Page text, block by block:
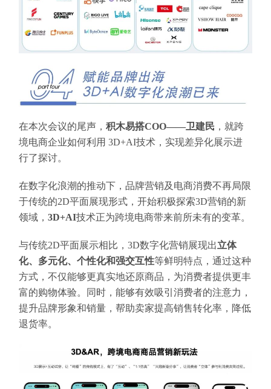
在本次会议的尾声，积木易搭COO——卫建民 ，就跨
境电商企业如何利用 3D+AI技术，实现差异化展示进
行了探讨。
在数字化浪潮的推动下，品牌营销及电商消费不再局限
于传统的2D平面展现形式，开始积极探索3D营销的新
领域，3D+AI技术正为跨境电商带来前所未有的变革。
与传统2D平面展示相比，3D数字化营销展现出立体
化、多元化、个性化和强交互性等鲜明特点，通过这种
方式，不仅能够更真实地还原商品，为消费者提供更丰
富的购物体验。同时，能够有效吸引消费者的注意力，
提升品牌形象和销量，帮助卖家提高销售转化率，降低
退货率。